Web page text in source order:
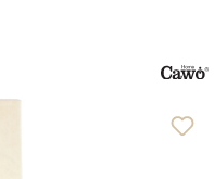
4.74 von 5 Sternen